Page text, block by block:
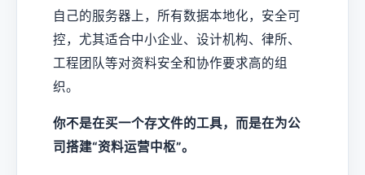
自己的服务器上，所有数据本地化，安全可
控，尤其适合中小企业、设计机构、律所、
工程团队等对资料安全和协作要求高的组
织。
你不是在买一个存文件的工具，而是在为公
司搭建“资料运营中枢”。